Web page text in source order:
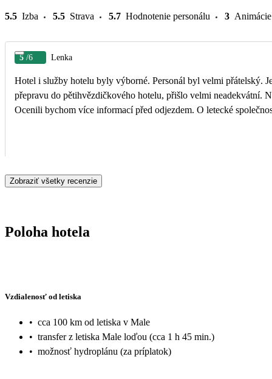
5.5 Izba 5.5 Strava 5.7 Hodnotenie personálu 3 Animácie
5 /6 Lenka
Hotel i služby hotelu byly výborné. Personál byl velmi přátelský.
přepravu do pětihvězdičkového hotelu, přišlo velmi neadekvátní.
Ocenili bychom více informací před odjezdem. O letecké
Zobraziť všetky recenzie
Poloha hotela
Vzdialenosť od letiska
• cca 100 km od letiska v Male
• transfer z letiska Male loďou (cca 1 h 45 min.)
• možnosť hydroplánu (za príplatok)